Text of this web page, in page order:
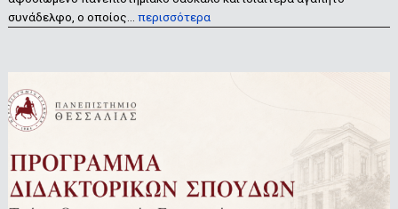
συνάδελφο, ο οποίος… περισσότερα